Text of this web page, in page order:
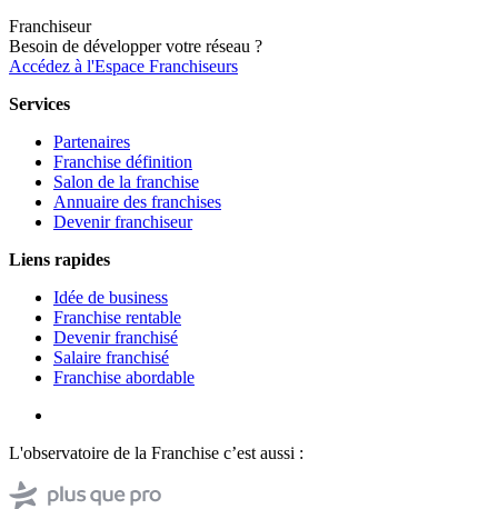
Franchiseur
Besoin de développer votre réseau ?
Accédez à l'Espace Franchiseurs
Services
Partenaires
Franchise définition
Salon de la franchise
Annuaire des franchises
Devenir franchiseur
Liens rapides
Idée de business
Franchise rentable
Devenir franchisé
Salaire franchisé
Franchise abordable
L'observatoire de la Franchise c’est aussi :